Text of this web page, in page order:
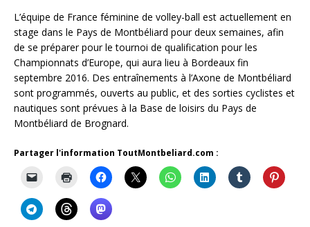
L’équipe de France féminine de volley-ball est actuellement en
stage dans le Pays de Montbéliard pour deux semaines, afin
de se préparer pour le tournoi de qualification pour les
Championnats d’Europe, qui aura lieu à Bordeaux fin
septembre 2016. Des entraînements à l’Axone de Montbéliard
sont programmés, ouverts au public, et des sorties cyclistes et
nautiques sont prévues à la Base de loisirs du Pays de
Montbéliard de Brognard.
Partager l'information ToutMontbeliard.com :